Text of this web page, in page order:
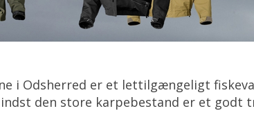
i Odsherred er et lettilgængeligt
den store karpebestand er et godt